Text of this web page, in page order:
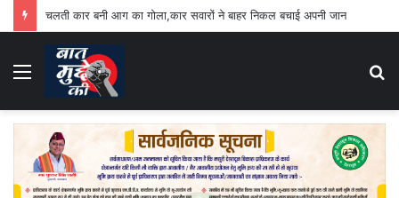
चलती कार बनी आग का गोला,कार सवारों ने बाहर निकल बचाई अपनी जान
Menu